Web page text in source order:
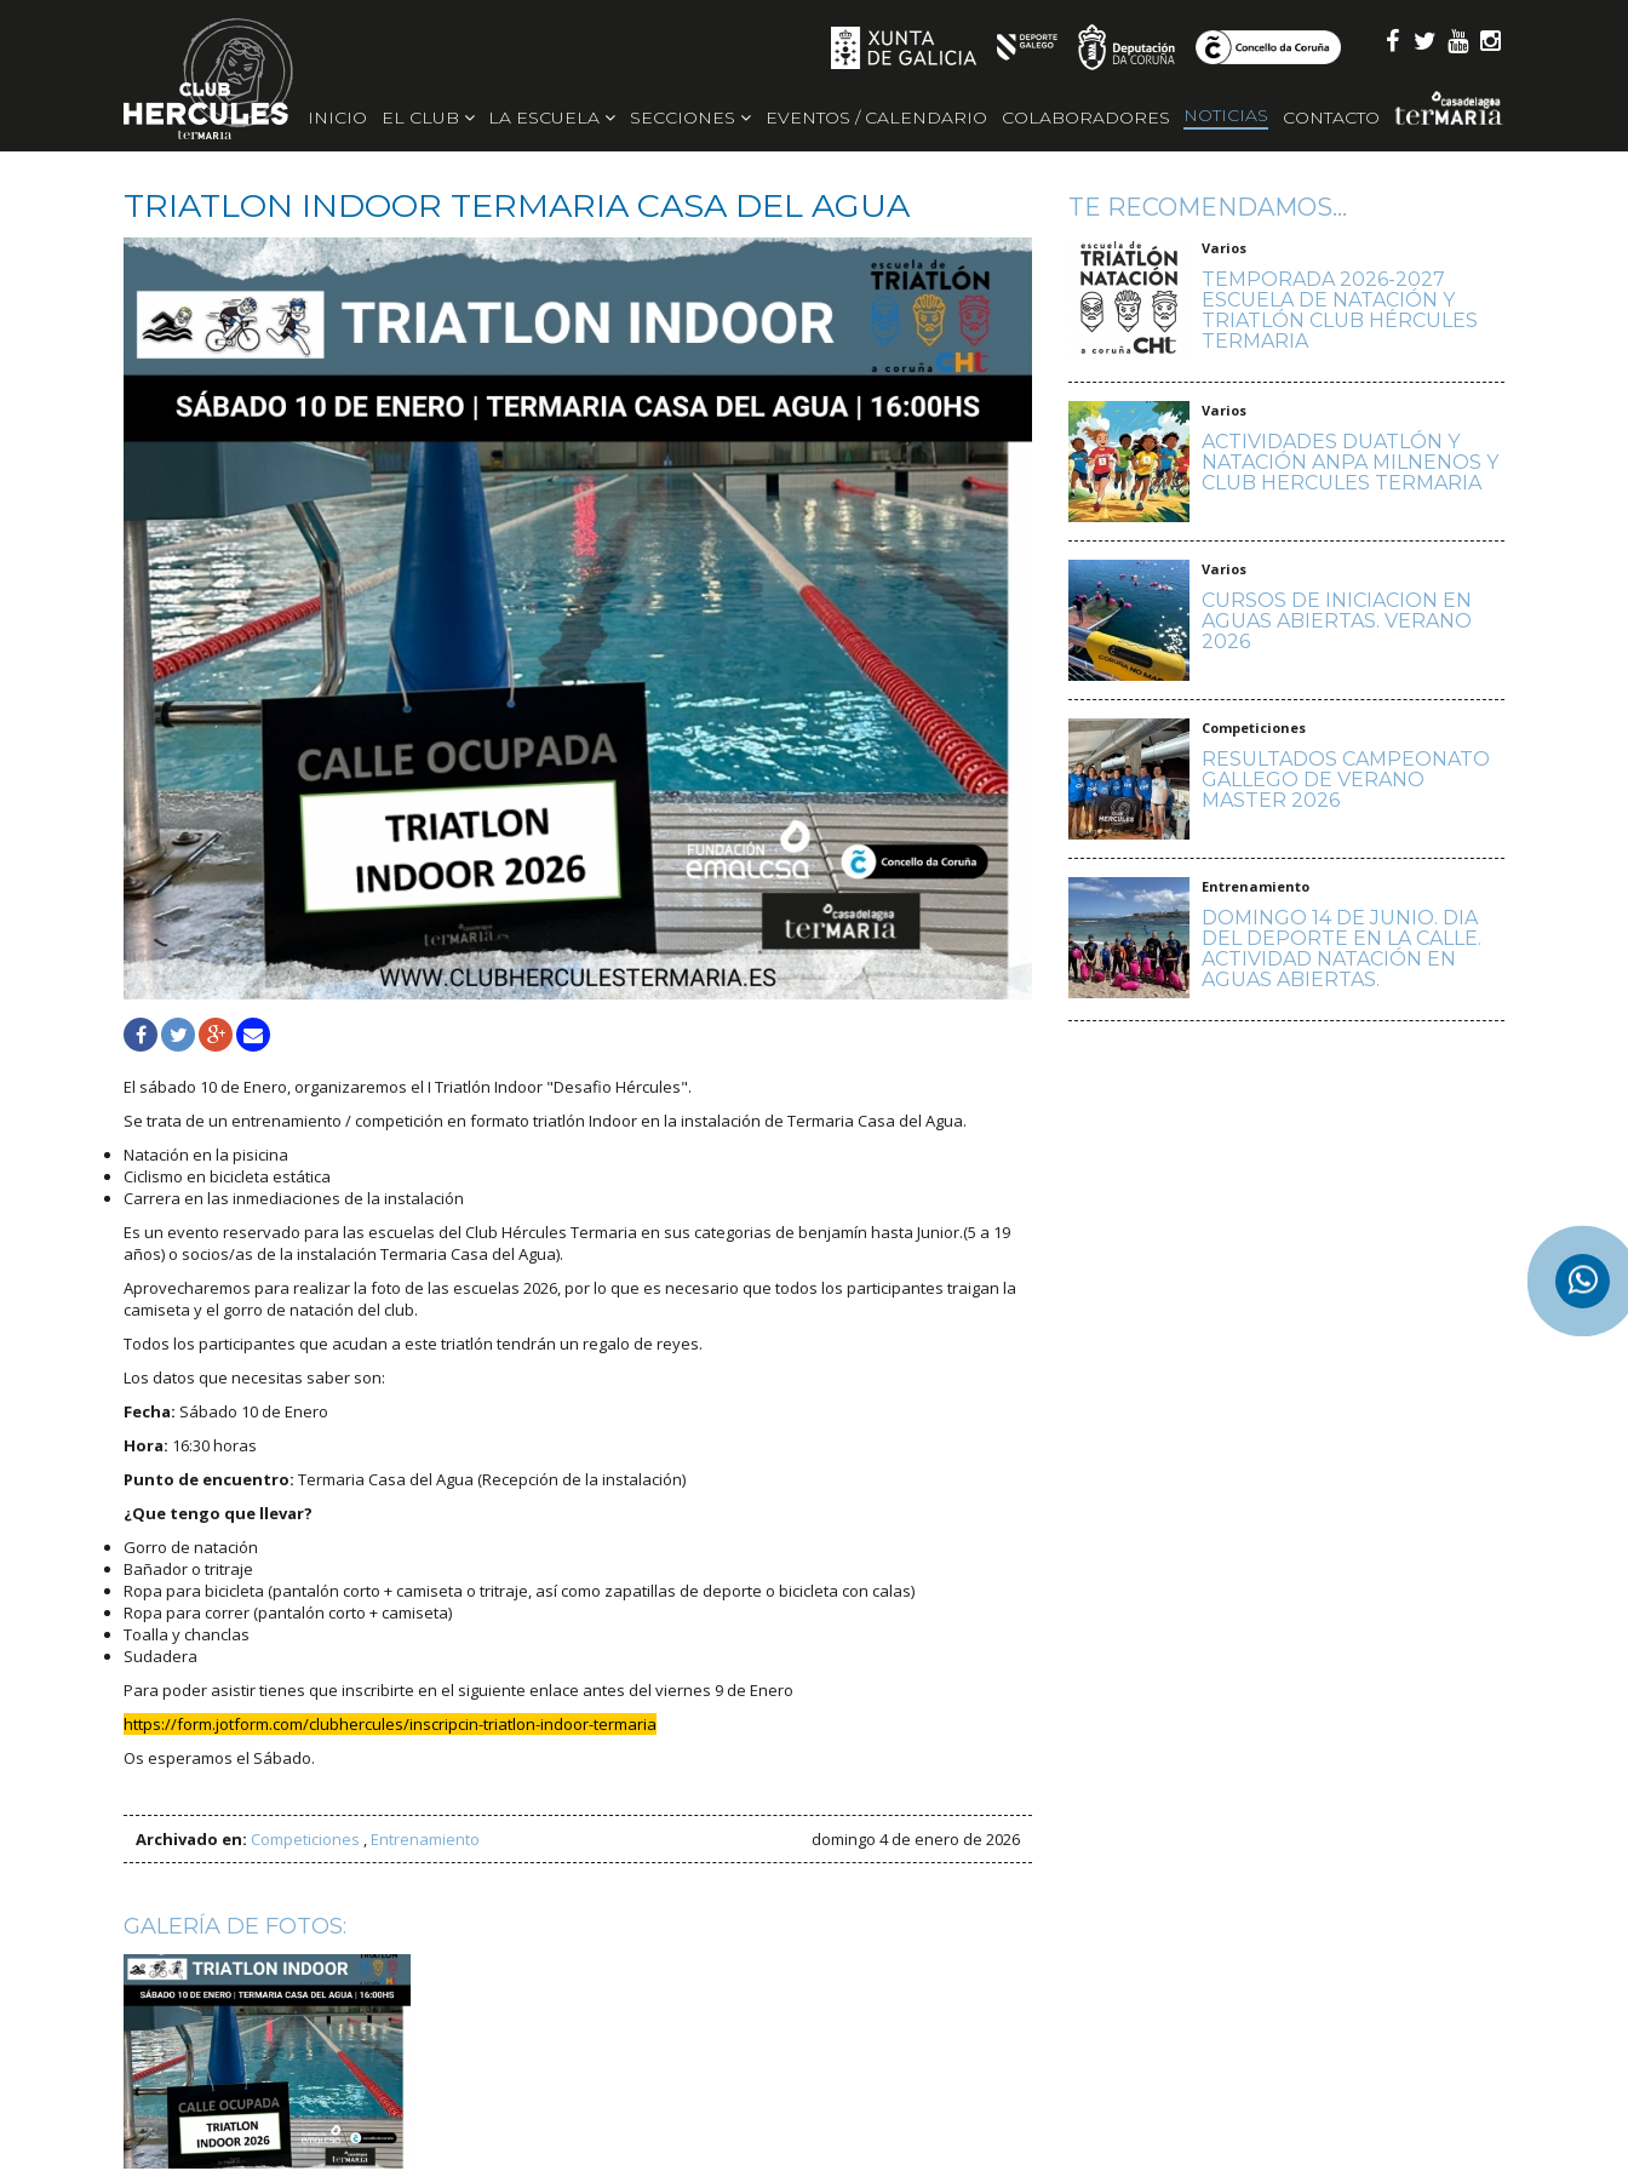
INICIO EL CLUB LA ESCUELA SECCIONES EVENTOS / CALENDARIO COLABORADORES NOTICIAS CONTACTO
TRIATLON INDOOR TERMARIA CASA DEL AGUA
El sábado 10 de Enero, organizaremos el I Triatlón Indoor "Desafio Hércules".
Se trata de un entrenamiento / competición en formato triatlón Indoor en la instalación de Termaria Casa del Agua.
Natación en la pisicina
Ciclismo en bicicleta estática
Carrera en las inmediaciones de la instalación
Es un evento reservado para las escuelas del Club Hércules Termaria en sus categorias de benjamín hasta Junior.(5 a 19
años) o socios/as de la instalación Termaria Casa del Agua).
Aprovecharemos para realizar la foto de las escuelas 2026, por lo que es necesario que todos los participantes traigan la
camiseta y el gorro de natación del club.
Todos los participantes que acudan a este triatlón tendrán un regalo de reyes.
Los datos que necesitas saber son:
Fecha: Sábado 10 de Enero
Hora: 16:30 horas
Punto de encuentro: Termaria Casa del Agua (Recepción de la instalación)
¿Que tengo que llevar?
Gorro de natación
Bañador o tritraje
Ropa para bicicleta (pantalón corto + camiseta o tritraje, así como zapatillas de deporte o bicicleta con calas)
Ropa para correr (pantalón corto + camiseta)
Toalla y chanclas
Sudadera
Para poder asistir tienes que inscribirte en el siguiente enlace antes del viernes 9 de Enero
https://form.jotform.com/clubhercules/inscripcin-triatlon-indoor-termaria
Os esperamos el Sábado.
Archivado en: Competiciones , Entrenamiento domingo 4 de enero de 2026
GALERÍA DE FOTOS:
TE RECOMENDAMOS...
Varios
TEMPORADA 2026-2027
ESCUELA DE NATACIÓN Y
TRIATLÓN CLUB HÉRCULES
TERMARIA
Varios
ACTIVIDADES DUATLÓN Y
NATACIÓN ANPA MILNENOS Y
CLUB HERCULES TERMARIA
Varios
CURSOS DE INICIACION EN
AGUAS ABIERTAS. VERANO
2026
Competiciones
RESULTADOS CAMPEONATO
GALLEGO DE VERANO
MASTER 2026
Entrenamiento
DOMINGO 14 DE JUNIO. DIA
DEL DEPORTE EN LA CALLE.
ACTIVIDAD NATACIÓN EN
AGUAS ABIERTAS.